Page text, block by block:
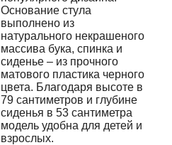
Основание стула
выполнено из
натурального некрашеного
массива бука, спинка и
сиденье – из прочного
матового пластика черного
цвета. Благодаря высоте в
79 сантиметров и глубине
сиденья в 53 сантиметра
модель удобна для детей и
взрослых.